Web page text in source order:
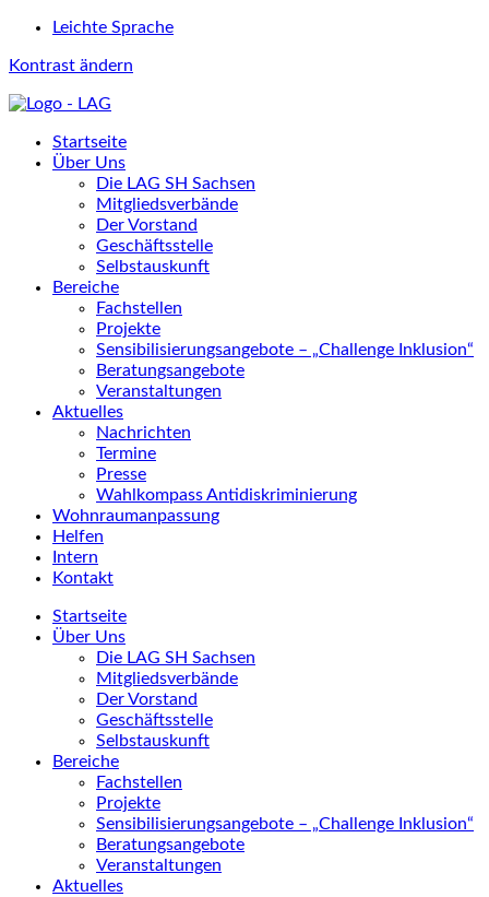
Leichte Sprache
Kontrast ändern
Startseite
Über Uns
Die LAG SH Sachsen
Mitgliedsverbände
Der Vorstand
Geschäftsstelle
Selbstauskunft
Bereiche
Fachstellen
Projekte
Sensibilisierungsangebote – „Challenge Inklusion“
Beratungsangebote
Veranstaltungen
Aktuelles
Nachrichten
Termine
Presse
Wahlkompass Antidiskriminierung
Wohnraumanpassung
Helfen
Intern
Kontakt
Startseite
Über Uns
Die LAG SH Sachsen
Mitgliedsverbände
Der Vorstand
Geschäftsstelle
Selbstauskunft
Bereiche
Fachstellen
Projekte
Sensibilisierungsangebote – „Challenge Inklusion“
Beratungsangebote
Veranstaltungen
Aktuelles